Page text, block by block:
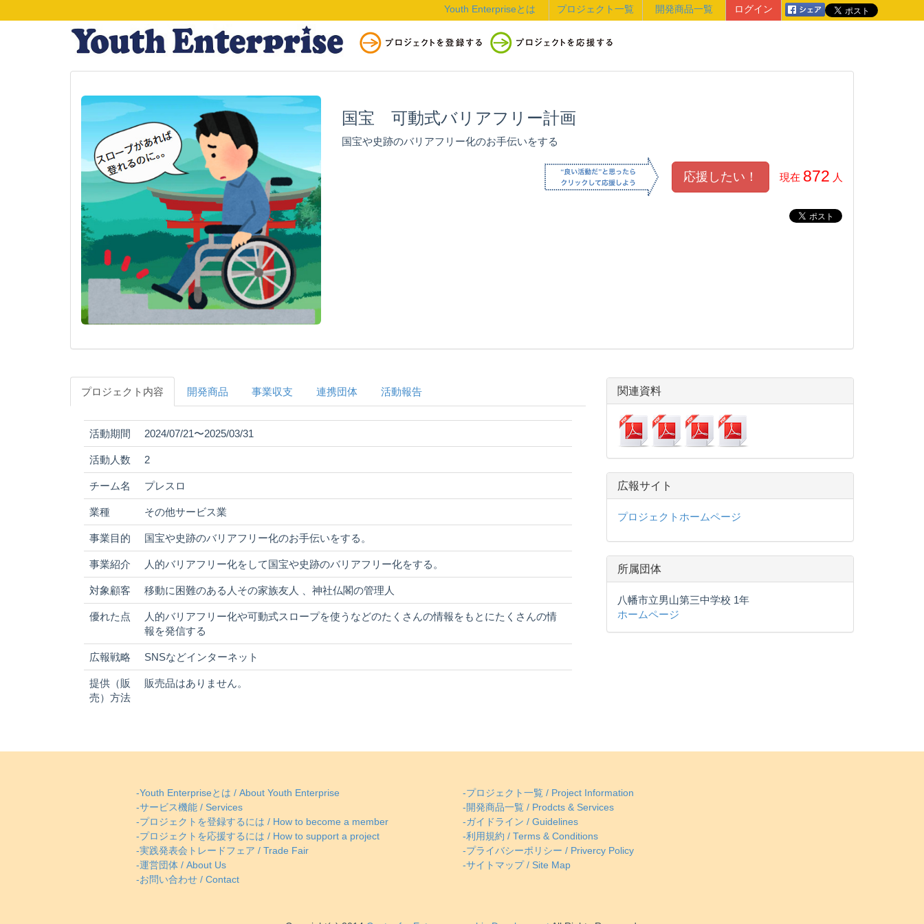
ログイン
開発商品一覧
プロジェクト一覧
Youth Enterpriseとは
国宝 可動式バリアフリー計画
国宝や史跡のバリアフリー化のお手伝いをする
現在 872 人
プロジェクト内容 開発商品 事業収支 連携団体 活動報告
活動期間 2024/07/21〜2025/03/31
活動人数 2
チーム名 プレスロ
業種 その他サービス業
事業目的 国宝や史跡のバリアフリー化のお手伝いをする。
事業紹介 人的バリアフリー化をして国宝や史跡のバリアフリー化をする。
対象顧客 移動に困難のある人その家族友人 、神社仏閣の管理人
優れた点
人的バリアフリー化や可動式スロープを使うなどのたくさんの情報をもとにたくさんの情
報を発信する
広報戦略 SNSなどインターネット
提供（販
売）方法
販売品はありません。
関連資料
広報サイト
プロジェクトホームページ
所属団体
八幡市立男山第三中学校 1年
ホームページ
-Youth Enterpriseとは / About Youth Enterprise
-プロジェクト一覧 / Project Information
-サービス機能 / Services
-開発商品一覧 / Prodcts & Services
-プロジェクトを登録するには / How to become a member
-ガイドライン / Guidelines
-プロジェクトを応援するには / How to support a project
-利用規約 / Terms & Conditions
-実践発表会トレードフェア / Trade Fair
-プライバシーポリシー / Privercy Policy
-運営団体 / About Us
-サイトマップ / Site Map
-お問い合わせ / Contact